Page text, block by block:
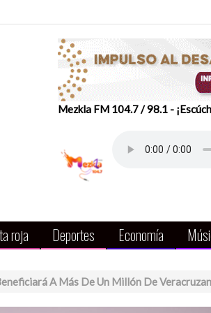
Mezkla FM 104.7 / 98.1 -
roja Deportes Economía
A Más De Un Millón De